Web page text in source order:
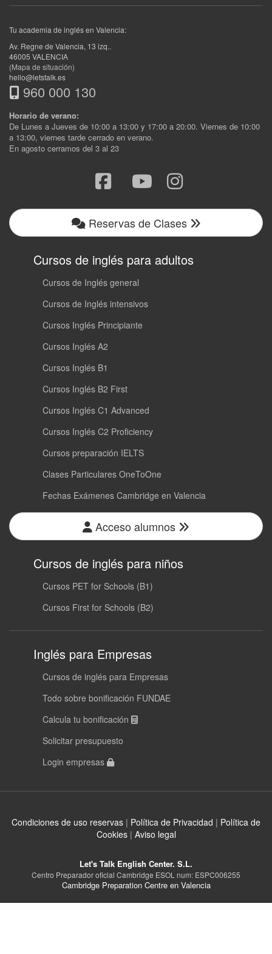
Tu academia de inglés en Valencia:
Av. Regne de Valencia, 13 izq..
46005 VALENCIA
(Mapa de situación)
hello@letstalk.es
960 000 130
Horario de verano:
De Lunes a Jueves de 10:00 a 13:00 y 17:00 a 20:00. Viernes de 10:00
a 13:00, viernes tarde cerrado en verano.
En agosto cerramos del 3 al 23
Reservas de Clases
Cursos de inglés para adultos
Cursos de Inglés general
Cursos de Inglés intensivos
Cursos Inglés Principiante
Cursos Inglés A2
Cursos Inglés B1
Cursos Inglés B2 First
Cursos Inglés C1 Advanced
Cursos Inglés C2 Proficiency
Cursos preparación IELTS
Clases Particulares OneToOne
Fechas Exámenes Cambridge en Valencia
Acceso alumnos
Cursos de inglés para niños
Cursos PET for Schools (B1)
Cursos First for Schools (B2)
Inglés para Empresas
Cursos de inglés para Empresas
Todo sobre bonificación FUNDAE
Calcula tu bonificación
Solicitar presupuesto
Login empresas
Condiciones de uso reservas | Política de Privacidad | Política de
Cookies| Aviso legal
Let's Talk English Center. S.L.
Centro Preparador oficial Cambridge ESOL num: ESPC006255
Cambridge Preparation Centre en Valencia